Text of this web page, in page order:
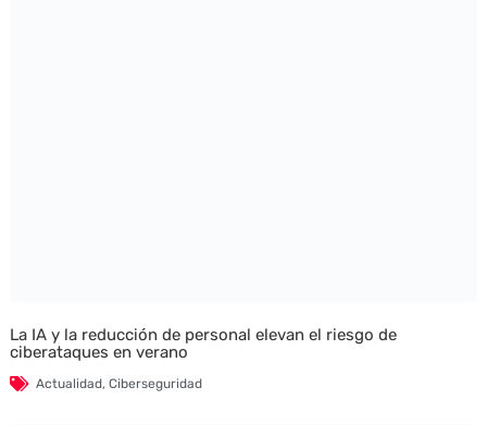
La IA y la reducción de personal elevan el riesgo de
ciberataques en verano
Actualidad, Ciberseguridad